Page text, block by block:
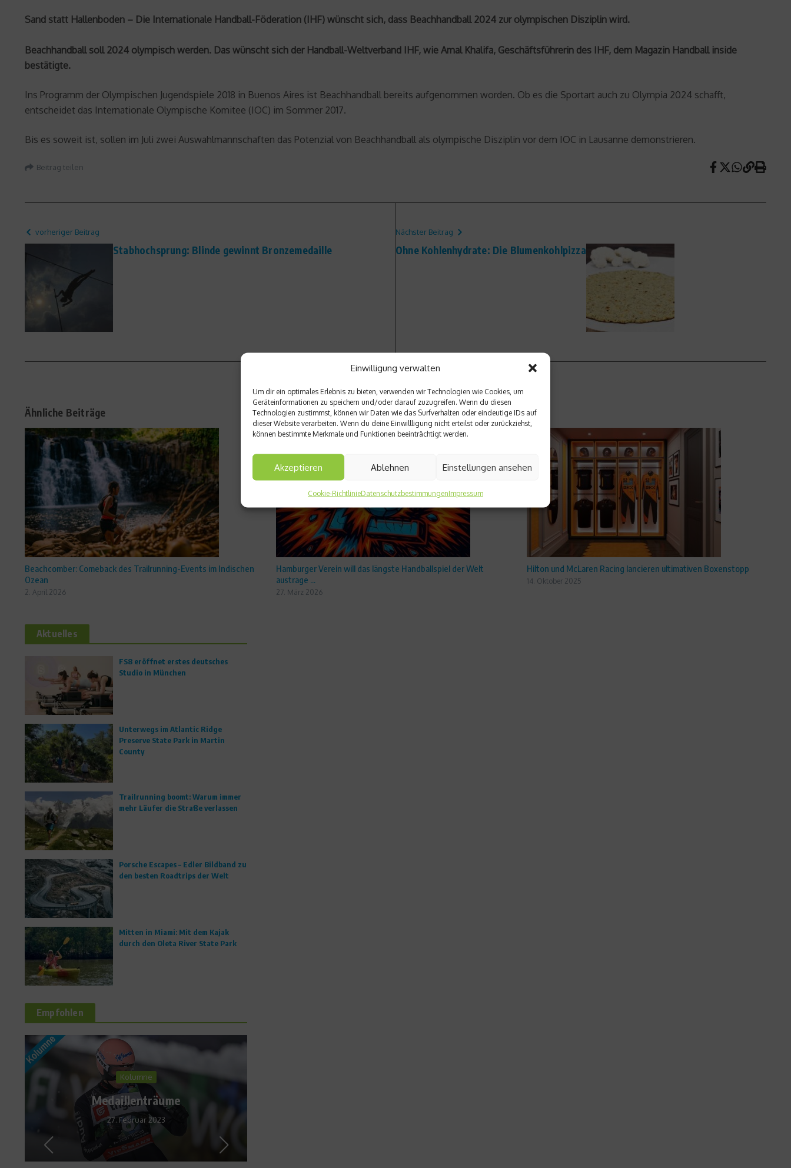
Einwilligung verwalten
Um dir ein optimales Erlebnis zu bieten, verwenden wir Technologien wie Cookies, um
Geräteinformationen zu speichern und/oder darauf zuzugreifen. Wenn du diesen
Technologien zustimmst, können wir Daten wie das Surfverhalten oder eindeutige IDs auf
dieser Website verarbeiten. Wenn du deine Einwillligung nicht erteilst oder zurückziehst,
können bestimmte Merkmale und Funktionen beeinträchtigt werden.
Akzeptieren Ablehnen Einstellungen ansehen
Cookie-RichtlinieDatenschutzbestimmungenImpressum
Sand statt Hallenboden – Die Internationale Handball-Föderation (IHF) wünscht sich, dass Beachhandball 2024 zur olympischen Disziplin wird.
Beachhandball soll 2024 olympisch werden. Das wünscht sich der Handball-Weltverband IHF, wie Amal Khalifa, Geschäftsführerin des IHF, dem Magazin Handball inside
bestätigte.
Ins Programm der Olympischen Jugendspiele 2018 in Buenos Aires ist Beachhandball bereits aufgenommen worden. Ob es die Sportart auch zu Olympia 2024 schafft,
entscheidet das Internationale Olympische Komitee (IOC) im Sommer 2017.
Bis es soweit ist, sollen im Juli zwei Auswahlmannschaften das Potenzial von Beachhandball als olympische Disziplin vor dem IOC in Lausanne demonstrieren.
Beitrag teilen
vorheriger Beitrag
Stabhochsprung: Blinde gewinnt Bronzemedaille
Nächster Beitrag
Ohne Kohlenhydrate: Die Blumenkohlpizza
Ähnliche Beiträge
Beachcomber: Comeback des Trailrunning-Events im Indischen
Ozean
2. April 2026
Hamburger Verein will das längste Handballspiel der Welt
austrage ...
27. März 2026
Hilton und McLaren Racing lancieren ultimativen Boxenstopp
14. Oktober 2025
Aktuelles
FS8 eröffnet erstes deutsches
Studio in München
Unterwegs im Atlantic Ridge
Preserve State Park in Martin
County
Trailrunning boomt: Warum immer
mehr Läufer die Straße verlassen
Porsche Escapes – Edler Bildband zu
den besten Roadtrips der Welt
Mitten in Miami: Mit dem Kajak
durch den Oleta River State Park
Empfohlen
News
Emil Hegle Svendsen holt
sich Gold im Herren-Einzel
über 20km